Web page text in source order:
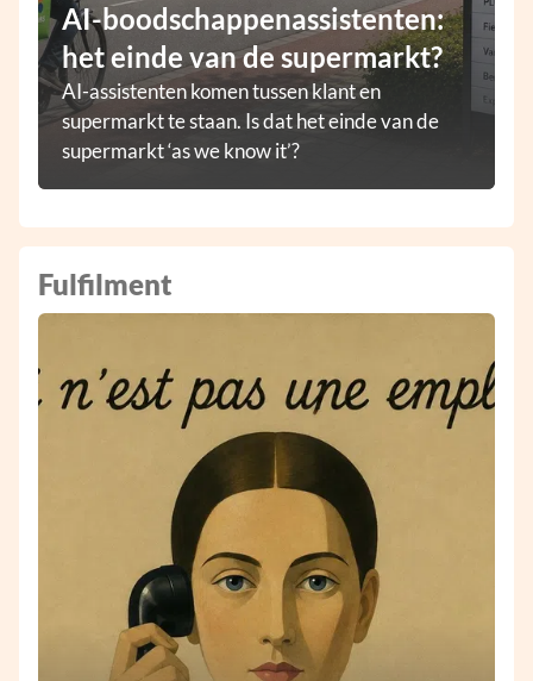
AI-boodschappenassistenten:
het einde van de supermarkt?
AI-assistenten komen tussen klant en
supermarkt te staan. Is dat het einde van de
supermarkt ‘as we know it’?
Fulfilment